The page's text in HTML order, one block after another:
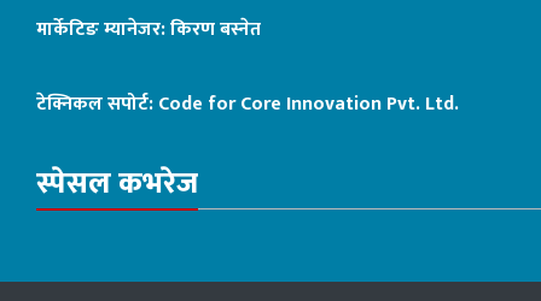
मार्केटिङ म्यानेजर: किरण बस्नेत
टेक्निकल सपोर्ट:Code for Core Innovation Pvt. Ltd.
स्पेसल कभरेज